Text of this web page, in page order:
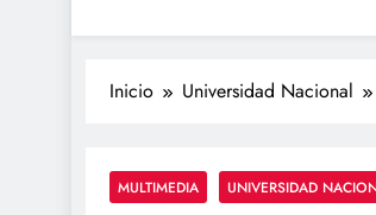
OCE
Inicio Universidad Nacional
MULTIMEDIA UNIVERSIDAD